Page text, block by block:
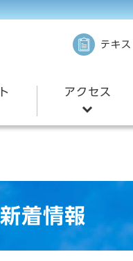
テキ
アクセス
鹿児島空港から
鹿児島中央駅
新着情報